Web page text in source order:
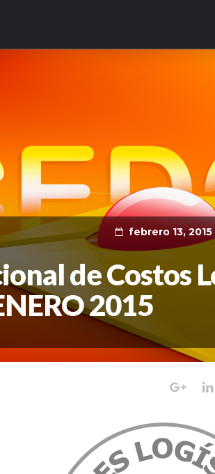
febrero 13, 2015
de Costos
2015